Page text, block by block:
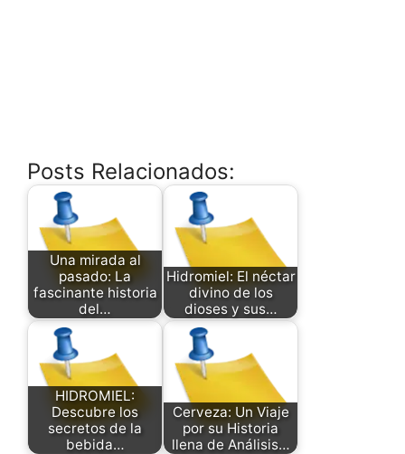
Posts Relacionados:
Una mirada al
pasado: La
fascinante historia
del…
Hidromiel: El néctar
divino de los
dioses y sus…
HIDROMIEL:
Descubre los
secretos de la
bebida…
Cerveza: Un Viaje
por su Historia
llena de Análisis…